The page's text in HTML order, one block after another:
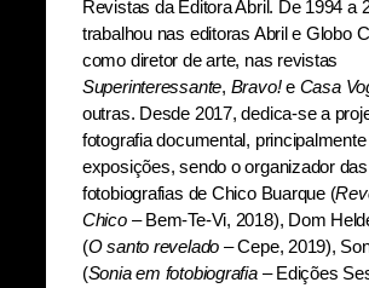
Revistas da Editora Abril. De 1994 a
trabalhou nas editoras Abril e Globo
como diretor de arte, nas revistas
Superinteressante, Bravo!e Casa
outras. Desde 2017, dedica-se a
fotografia documental,
exposições, sendo o organizador das
fotobiografias de Chico Buarque (
Chico– Bem-Te-Vi, 2018), Dom
(O santo revelado – Cepe, 2019),
(Sonia em fotobiografia– Edições